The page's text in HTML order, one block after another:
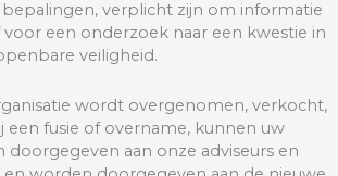
verplicht zijn om informatie
een onderzoek naar een kwestie in
veiligheid.
wordt overgenomen, verkocht,
een fusie of overname, kunnen uw
doorgegeven aan onze adviseurs en